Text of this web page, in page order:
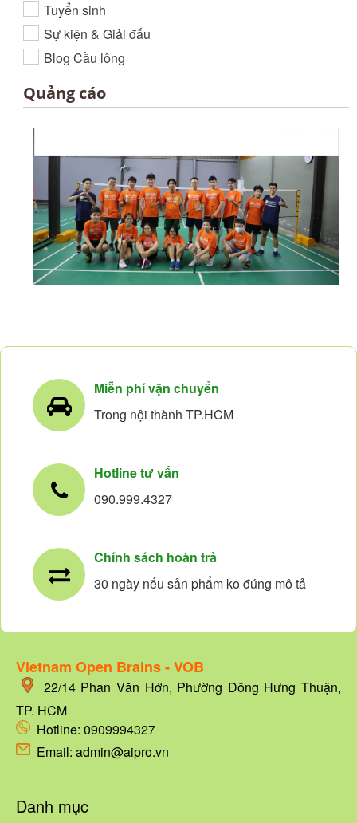
Tuyển sinh
Sự kiện & Giải đấu
Blog Cầu lông
Quảng cáo
Miễn phí vận chuyển
Trong nội thành TP.HCM
Hotline tư vấn
090.999.4327
Chính sách hoàn trả
30 ngày nếu sản phẩm ko đúng mô tả
Vietnam Open Brains - VOB
22/14Phan Văn Hớn, Phường Đông Hưng Thuận,
TP. HCM
Hotline: 0909994327
Email: admin@aipro.vn
Danh mục